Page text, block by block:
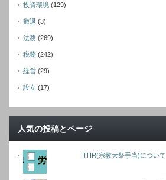
投資環境 (129)
撤退 (3)
法務 (269)
税務 (242)
経営 (29)
設立 (17)
人気の投稿とページ
THR(宗教大祭手当)について